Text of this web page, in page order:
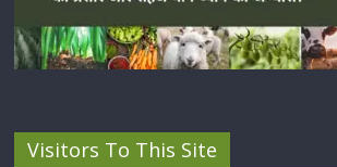
Visitors To This Site